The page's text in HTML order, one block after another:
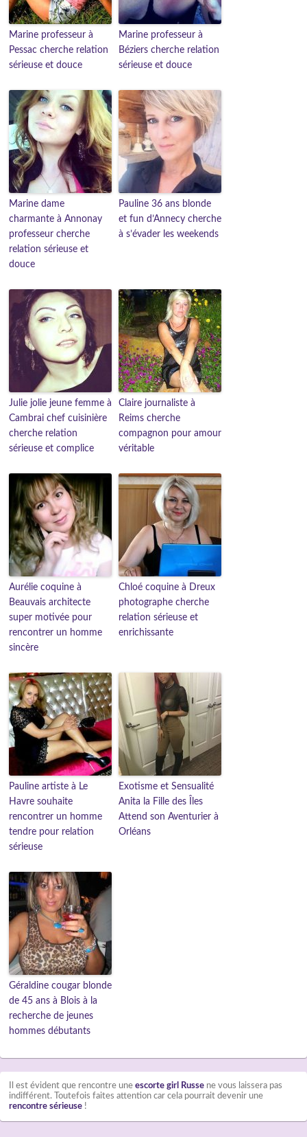
Marine professeur à
Pessac cherche relation
sérieuse et douce
Marine professeur à
Béziers cherche relation
sérieuse et douce
Marine dame
charmante à Annonay
professeur cherche
relation sérieuse et
douce
Pauline 36 ans blonde
et fun d’Annecy cherche
à s’évader les weekends
Julie jolie jeune femme à
Cambrai chef cuisinière
cherche relation
sérieuse et complice
Claire journaliste à
Reims cherche
compagnon pour amour
véritable
Aurélie coquine à
Beauvais architecte
super motivée pour
rencontrer un homme
sincère
Chloé coquine à Dreux
photographe cherche
relation sérieuse et
enrichissante
Pauline artiste à Le
Havre souhaite
rencontrer un homme
tendre pour relation
sérieuse
Exotisme et Sensualité
Anita la Fille des Îles
Attend son Aventurier à
Orléans
Géraldine cougar blonde
de 45 ans à Blois à la
recherche de jeunes
hommes débutants
Il est évident que rencontre uneescorte girl Russe ne vous laissera pas
indifférent. Toutefois faites attention car cela pourrait devenir une
rencontre sérieuse !